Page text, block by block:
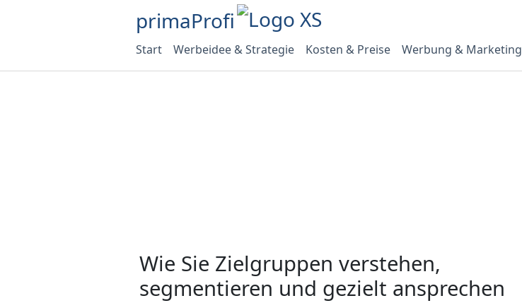
primaProfi
Start Werbeidee & Strategie Kosten & Preise Werbung & Marketing
Wie Sie Zielgruppen verstehen,
segmentieren und gezielt ansprechen